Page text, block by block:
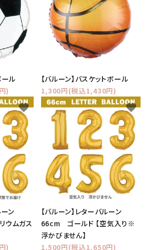
ール
)
【バルーン】バスケットボール
1,300円(税込1,430円)
ーン
ウムガス
)
favorite
【バルーン】レターバルーン
66cm ゴールド 【空気入り※
浮かびません】
1,500円(税込1,650円)
favorite